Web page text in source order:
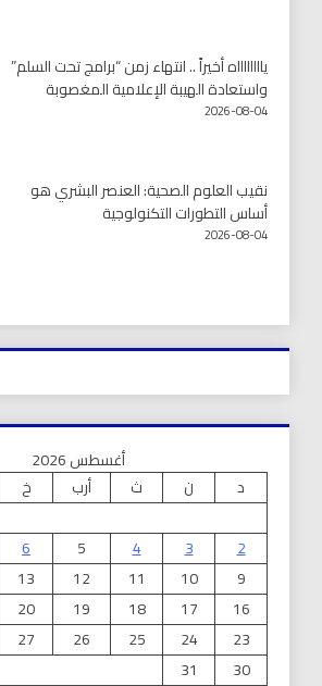
يااااااااه أخيراً .. انتهاء زمن “برامج تحت السلم”
واستعادة الهيبة الإعلامية المغصوبة
2026-08-04
نقيب العلوم الصحية: العنصر البشري هو
أساس التطورات التكنولوجية
2026-08-04
أغسطس 2026
د
ن ث أرب خ
2
3
4
5
6
9
10
11
12
13
16
17
18
19
20
23
24
25
26
27
30
31